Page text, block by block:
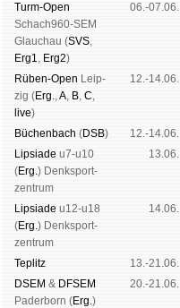
Turm-Open
Schach960-SEM
Glau­chau (SVS,
Erg1, Erg2)
06.-07.06.
Rüben-Open Leip­
zig (Erg.,A, B, C,
live)
12.-14.06.
Büchen­bach (DSB)
12.-14.06.
Lipsiade u7-u10
(Erg.) Denk­sport­
zen­trum
13.06.
Lipsiade u12-u18
(Erg.) Denk­sport­
zen­trum
14.06.
Tep­litz
13.-21.06.
DSEM & DFSEM
Pader­born (Erg.)
20.-21.06.